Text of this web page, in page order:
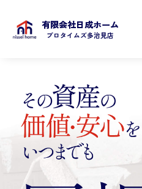
有限会社日成ホーム
プロタイムズ多治見店